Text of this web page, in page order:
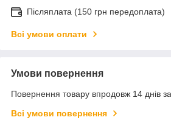
Післяплата (150 грн передоплата)
Всі умови оплати
Умови повернення
Повернення товару впродовж 14 днів
Всі умови повернення